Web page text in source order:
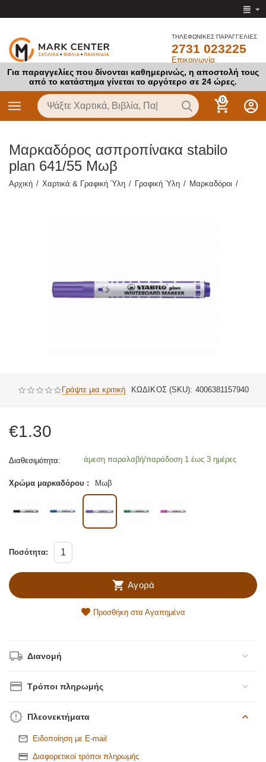
ΤΗΛΕΦΩΝΙΚΕΣ ΠΑΡΑΓΓΕΛΙΕΣ
2731 023225
Επικοινωνία
Για παραγγελίες που δίνονται καθημερινώς, η αποστολή τους
από το κατάστημα γίνεται το αργότερο σε 24 ώρες.
0
Μαρκαδόρος ασπροπίνακα stabilo
plan 641/55 Μωβ
Αρχική / Χαρτικά & Γραφική Ύλη / Γραφική Ύλη / Μαρκαδόροι /
Γράψτε μια κριτική ΚΩΔΙΚΟΣ (SKU): 4006381157940
€1.30
Διαθεσιμότητα: άμεση παραλαβή/παράδοση 1 έως 3 ημέρες
Χρώμα μαρκαδόρου : Μωβ
Ποσότητα:
Αγορά
Προσθήκη στα Αγαπημένα
Διανομή
Τρόποι πληρωμής
Πλεονεκτήματα
Ειδοποίηση με E-mail
Διαφορετικοί τρόποι πληρωμής